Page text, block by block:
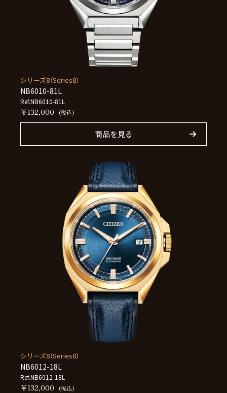
シリーズ8（Series8）
NB6010-81L
Ref.NB6010-81L
￥132,000 (税込)
商品を見る
シリーズ8（Series8）
NB6012-18L
Ref.NB6012-18L
￥132,000 (税込)